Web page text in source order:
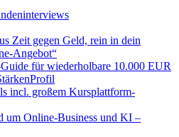
Zeit gegen Geld, rein in dein
Angebot“
für wiederholbare 10.000 EUR
incl. großem Kursplattform-
um Online-Business und KI –